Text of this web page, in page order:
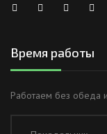
Время работы
Работаем без обеда